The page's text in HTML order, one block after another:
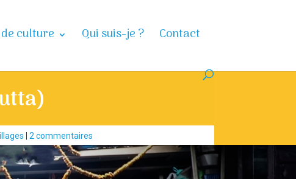
culture Qui suis-je ? Contact
|2 commentaires